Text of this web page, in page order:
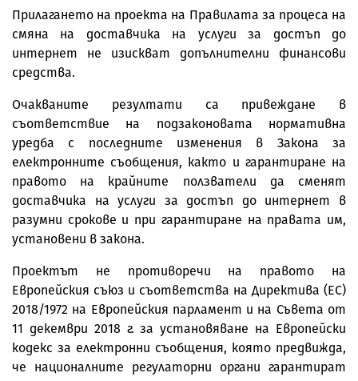
Прилагането на проекта на Правилата за процеса на
смяна на доставчика на услуги за достъп до
интернет не изискват допълнителни финансови
средства.
Очакваните резултати са привеждане в
съответствие на подзаконовата нормативна
уредба с последните изменения в Закона за
електронните съобщения, както и гарантиране на
правото на крайните ползватели да сменят
доставчика на услуги за достъп до интернет в
разумни срокове и при гарантиране на правата им,
установени в закона.
Проектът не противоречи на правото на
Европейския съюз и съответства на Директива (EС)
2018/1972 на Европейския парламент и на Съвета от
11 декември 2018 г. за установяване на Европейски
кодекс за електронни съобщения, която предвижда,
че националните регулаторни органи гарантират